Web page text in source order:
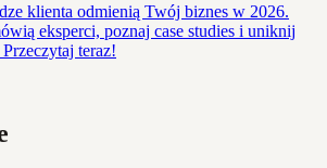
klienta odmienią Twój biznes w 2026.
eksperci, poznaj case studies i uniknij
teraz!